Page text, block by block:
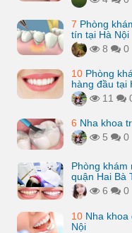
7 Phòng
tín tại Hà Nội
8
0
10 Phòng
hàng đầu tại
11
6 Nha khoa
5
0
Phòng khám
quận Hai Bà
6
0
10 Nha khoa
Nội